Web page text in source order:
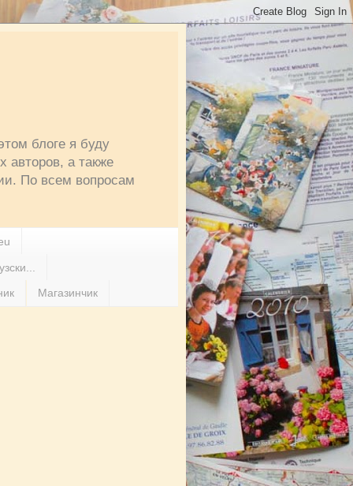
блоге я буду
авторов, а также
По всем вопросам
Магазинчик